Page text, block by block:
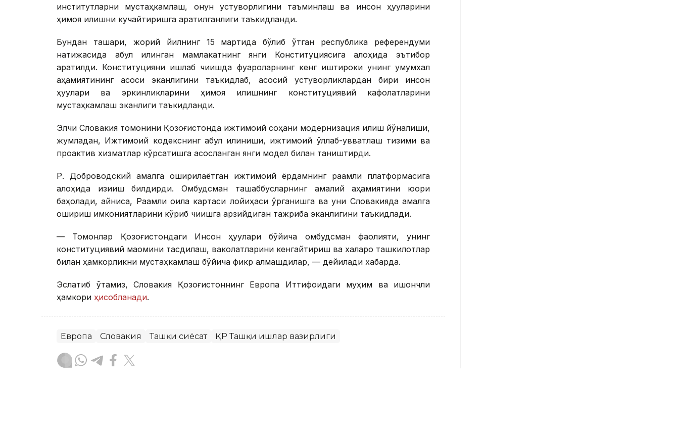
институтларни мустаҳкамлаш, қонун устуворлигини таъминлаш ва инсон ҳуқуқларини
ҳимоя қилишни кучайтиришга қаратилганлиги таъкидланди.
Бундан ташқари, жорий йилнинг 15 мартида бўлиб ўтган республика референдуми
натижасида қабул қилинган мамлакатнинг янги Конституциясига алоҳида эътибор
қаратилди. Конституцияни ишлаб чиқишда фуқароларнинг кенг иштироки унинг умумхалқ
аҳамиятининг асоси эканлигини таъкидлаб, асосий устуворликлардан бири инсон
ҳуқуқлари ва эркинликларини ҳимоя қилишнинг конституциявий кафолатларини
мустаҳкамлаш эканлиги таъкидланди.
Элчи Словакия томонини Қозоғистонда ижтимоий соҳани модернизация қилиш йўналиши,
жумладан, Ижтимоий кодекснинг қабул қилиниши, ижтимоий қўллаб-қувватлаш тизими ва
проактив хизматлар кўрсатишга асосланган янги модел билан таништирди.
Р. Доброводский амалга оширилаётган ижтимоий ёрдамнинг рақамли платформасига
алоҳида қизиқиш билдирди. Омбудсман ташаббусларнинг амалий аҳамиятини юқори
баҳолади, айниқса, Рақамли оила картаси лойиҳаси ўрганишга ва уни Словакияда амалга
ошириш имкониятларини кўриб чиқишга арзийдиган тажриба эканлигини таъкидлади.
— Томонлар Қозоғистондаги Инсон ҳуқуқлари бўйича омбудсман фаолияти, унинг
конституциявий мақомини тасдиқлаш, ваколатларини кенгайтириш ва халқаро ташкилотлар
билан ҳамкорликни мустаҳкамлаш бўйича фикр алмашдилар, — дейилади хабарда.
Эслатиб ўтамиз, Словакия Қозоғистоннинг Европа Иттифоқидаги муҳим ва ишончли
ҳамкори ҳисобланади.
Европа Словакия Ташқи сиёсат ҚР Ташқи ишлар вазирлиги